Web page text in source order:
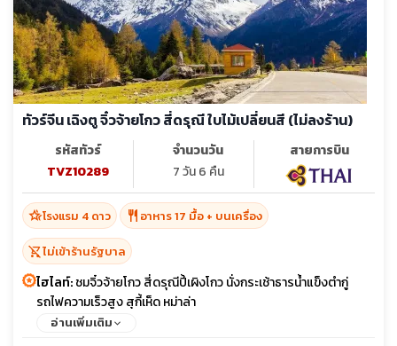
ทัวร์จีน เฉิงตู จิ๋วจ้ายโกว สี่ดรุณี ใบไม้เปลี่ยนสี (ไม่ลงร้าน)
รหัสทัวร์
TVZ10289
จำนวนวัน
7 วัน 6 คืน
สายการบิน
hotel_classโรงแรม 4 ดาว restaurant อาหาร 17 มื้อ + บนเครื่อง
shopping_cart_offไม่เข้าร้านรัฐบาล
ไฮไลท์:ชมจิ๋วจ้ายโกว สี่ดรุณีปี้เผิงโกว นั่งกระเช้าธารน้ำแข็งตำกู่
รถไฟความเร็วสูง สุกี้เห็ด หม่าล่า
อ่านเพิ่มเติม